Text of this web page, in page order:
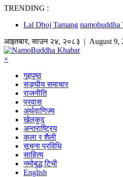
TRENDING :
Lal Dhoj Tamang
आइतबार,साउन २४, २०८३ | August 9,
×
गृहपृष्ठ
सङ्घीय समाचार
राजनीति
प्रवास
अर्थवाणिज्य
खेलकुद
अन्तराष्ट्रिय
कला र शैली
सूचना प्रविधि
साहित्य
नमोबुद्ध टिभी
English